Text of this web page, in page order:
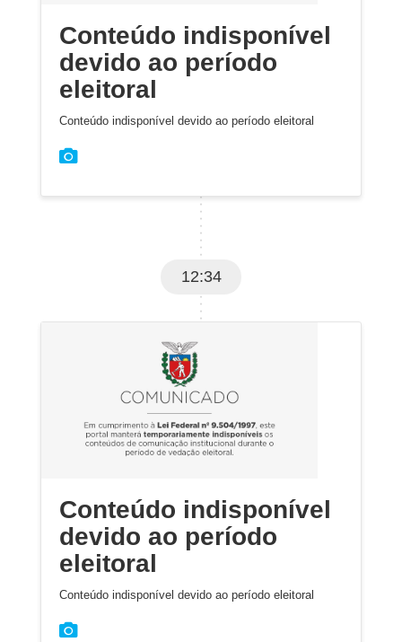
Conteúdo indisponível
devido ao período
eleitoral
Conteúdo indisponível devido ao período eleitoral
12:34
Conteúdo indisponível
devido ao período
eleitoral
Conteúdo indisponível devido ao período eleitoral